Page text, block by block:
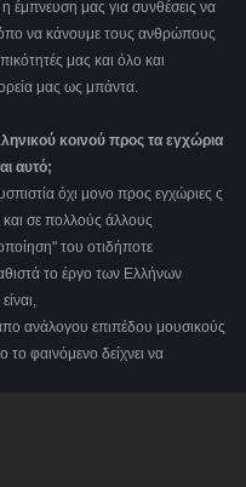
έμπνευση μας για συνθέσεις να
να κάνουμε τους ανθρώπους
μας και όλο και
μας ως μπάντα.
κοινού προς τα εγχώρια
αυτό;
όχι μονο προς εγχώριες ς
σε πολλούς άλλους
του οτιδήποτε
το έργο των Ελλήνων
ανάλογου επιπέδου μουσικούς
φαινόμενο δείχνει να